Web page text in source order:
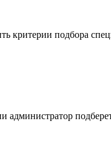
критерии подбора
администратор